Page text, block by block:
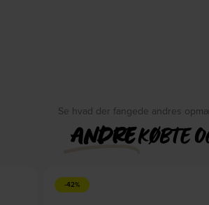
Se hvad der fangede andres
ANDREKØBTE
-42%